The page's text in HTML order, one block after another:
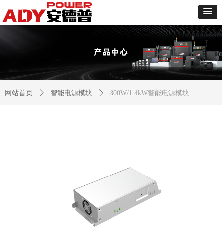
网站首页 ꄲ 智能电源模块 ꄲ 800W/1.4kW智能电源模块